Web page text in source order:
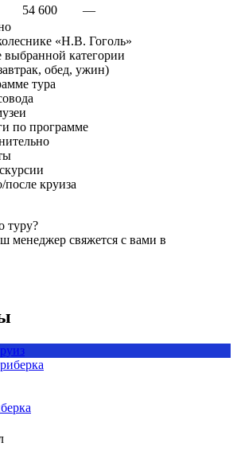
54 600
—
«Н.В. Гоголь»
категории
обед, ужин)
тура
по программе
круиза
туру?
менеджер свяжется с вами в